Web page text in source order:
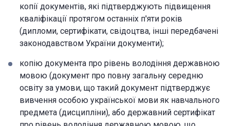
копії документів, які підтверджують підвищення
кваліфікації протягом останніх п'яти років
(дипломи, сертифікати, свідоцтва, інші передбачені
законодавством України документи);
копію документа про рівень володіння державною
мовою (документ про повну загальну середню
освіту за умови, що такий документ підтверджує
вивчення особою української мови як навчального
предмета (дисципліни), або державний сертифікат